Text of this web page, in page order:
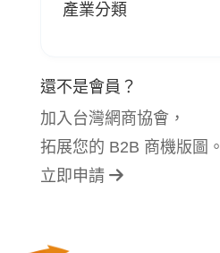
產業分類
還不是會員？
加入台灣網商協會，
拓展您的 B2B 商機版圖。
立即申請